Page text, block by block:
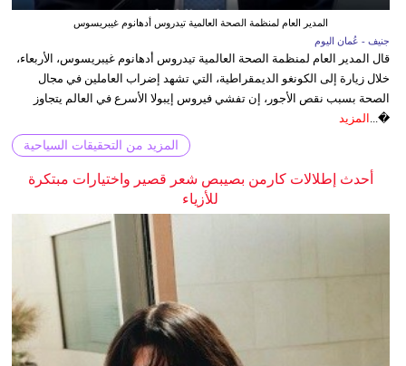
المدير العام لمنظمة الصحة العالمية تيدروس أدهانوم غيبريسوس
جنيف - عُمان اليوم
قال المدير العام لمنظمة الصحة العالمية تيدروس أدهانوم غيبريسوس، الأربعاء،
خلال زيارة إلى الكونغو الديمقراطية، التي تشهد إضراب العاملين في مجال
الصحة بسبب نقص الأجور، إن تفشي فيروس إيبولا الأسرع في العالم يتجاوز
�...
المزيد
المزيد من التحقيقات السياحية
أحدث إطلالات كارمن بصيبص شعر قصير واختيارات مبتكرة
للأزياء